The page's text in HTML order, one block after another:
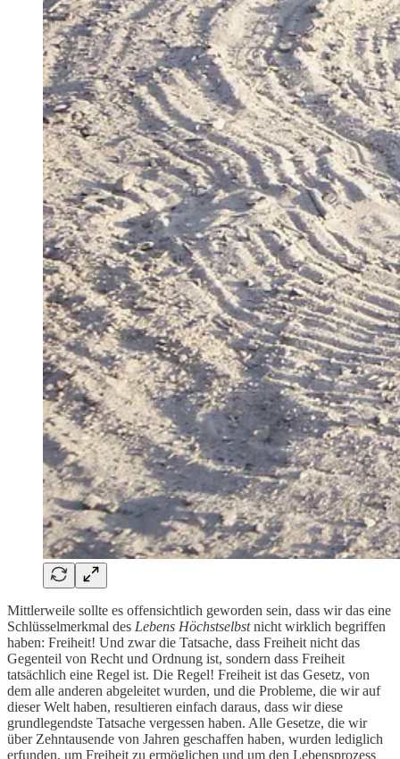
Mittlerweile sollte es offensichtlich geworden sein, dass wir das eine
Schlüsselmerkmal des Lebens Höchstselbstnicht wirklich begriffen
haben: Freiheit! Und zwar die Tatsache, dass Freiheit nicht das
Gegenteil von Recht und Ordnung ist, sondern dass Freiheit
tatsächlich eine Regel ist. Die Regel! Freiheit ist das Gesetz, von
dem alle anderen abgeleitet wurden, und die Probleme, die wir auf
dieser Welt haben, resultieren einfach daraus, dass wir diese
grundlegendste Tatsache vergessen haben. Alle Gesetze, die wir
über Zehntausende von Jahren geschaffen haben, wurden lediglich
erfunden, um Freiheit zu ermöglichen und um den Lebensprozess